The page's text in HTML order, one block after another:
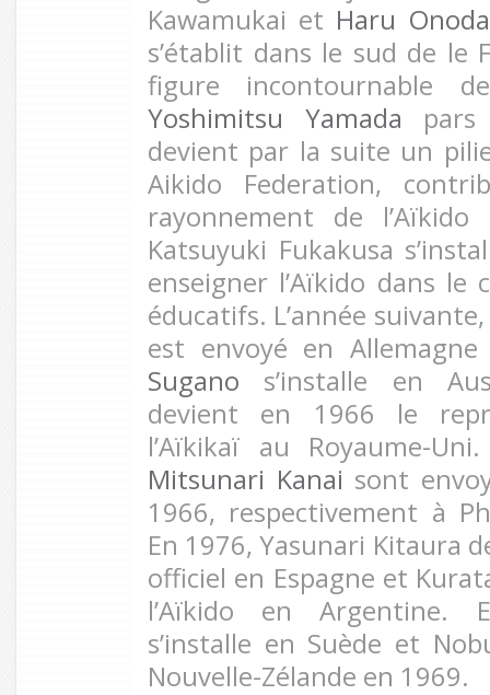
Kawamukai et Haru Onoda
s’établit dans le sud de le
figure incontournable
Yoshimitsu Yamada
devient par la suite un
Aikido Federation,
rayonnement de
Katsuyuki Fukakusa
enseigner l’Aïkido dans le
éducatifs. L’année
est envoyé en
Sugano s’installe en
devient en 1966 le
l’Aïkikaï au Royaume-
Mitsunari Kanai sont
1966, respectivement à
En 1976, Yasunari Kitaura
officiel en Espagne et
l’Aïkido en Argentine.
s’installe en Suède et
Nouvelle-Zélande en 1969.